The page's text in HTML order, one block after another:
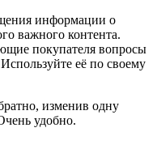
информации о
важного контента.
покупателя вопросы
её по своему
изменив одну
удобно.